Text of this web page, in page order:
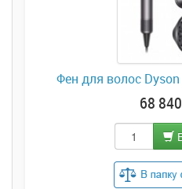
Фен для волос
68